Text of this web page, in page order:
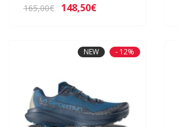
165,00€ 148,50€
NEW - 12%